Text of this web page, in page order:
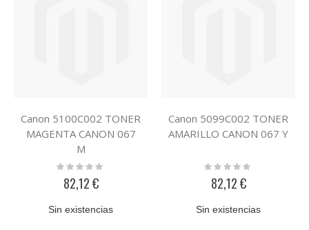
Canon 5100C002 TONER
MAGENTA CANON 067
M
Rating:
82,12 €
Sin existencias
Canon 5099C002 TONER
AMARILLO CANON 067 Y
Rating:
82,12 €
Sin existencias